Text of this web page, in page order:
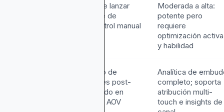
Baja: fácil de lanzar
con soporte de
cuenta; control manual
Moderada a alta:
potente pero
requiere
optimización activa
y habilidad
Seguimiento de
conversiones post-
clic; enfocado en
CTR, ROAS, AOV
Analítica de
completo; soporta
atribución multi-
touch e insights de